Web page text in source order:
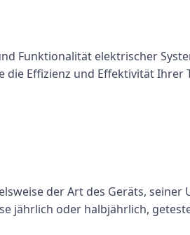
Funktionalität elektrischer
die Effizienz und Effektivität Ihrer
der Art des Geräts, seiner
jährlich oder halbjährlich,